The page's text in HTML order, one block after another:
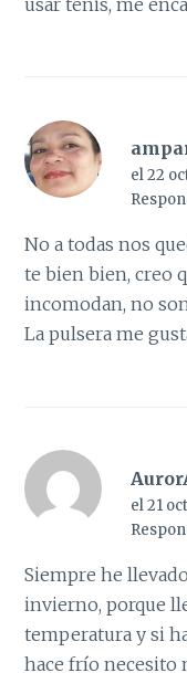
el 22
No a todas nos
te bien bien, creo
incomodan, no
La pulsera me
el 21
Siempre he
invierno, porque
temperatura y si
hace frío necesito